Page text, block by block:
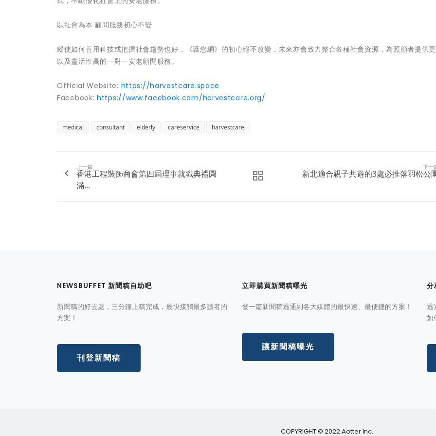
以社會為本 顧問服務初心不變
縱使如何善用科技或把握社會趨勢也好，《護您網》的初心絕不改變，未來亦會致力整合各種社會資源，為照顧者提供
以及靈活性高的一對一安老顧問服務。
Official Website: https://harvestcare.space
Facebook: https://www.facebook.com/harvestcare.org/
medical consultant elderly careservice harvestcare
上一篇
香港工程裝飾商會第四屆理事就職典禮圓
滿...
下一
新北適合親子共遊的3處必推落羽松公
NEWSBUFFET 新聞稿自助吧
新聞稿的好去處，三分鐘上稿完成，最快接觸最多讀者的
方案！
刊登新聞稿
立即購買新聞稿曝光
發一篇新聞稿透通到各大媒體的最快速、最便捷的方案！
讓新聞稿曝光
分
透
如
COPYRIGHT © 2022 Aotter Inc.